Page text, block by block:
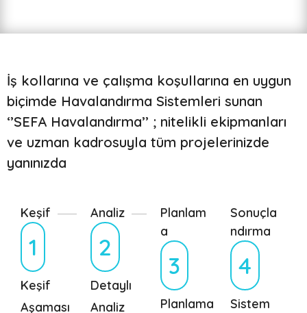
İş kollarına ve çalışma koşullarına en uygun
biçimde Havalandırma Sistemleri sunan
‘’SEFA Havalandırma’’ ; nitelikli ekipmanları
ve uzman kadrosuyla tüm projelerinizde
yanınızda
Keşif
1
Keşif
Aşaması
Analiz
2
Detaylı
Analiz
Planlam
a
3
Planlama
Sonuçla
ndırma
4
Sistem